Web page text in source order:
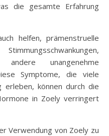
die gesamte Erfahrung
helfen, prämenstruelle
andere unangenehme
Symptome, die viele
erleben, können durch die
in Zoely verringert
Verwendung von Zoely zu